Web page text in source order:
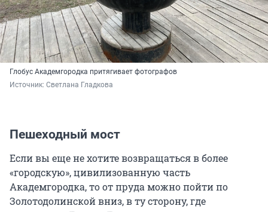
Глобус Академгородка притягивает фотографов
Источник: Светлана Гладкова
Пешеходный мост
Если вы еще не хотите возвращаться в более
«городскую», цивилизованную часть
Академгородка, то от пруда можно пойти по
Золотодолинской вниз, в ту сторону, где